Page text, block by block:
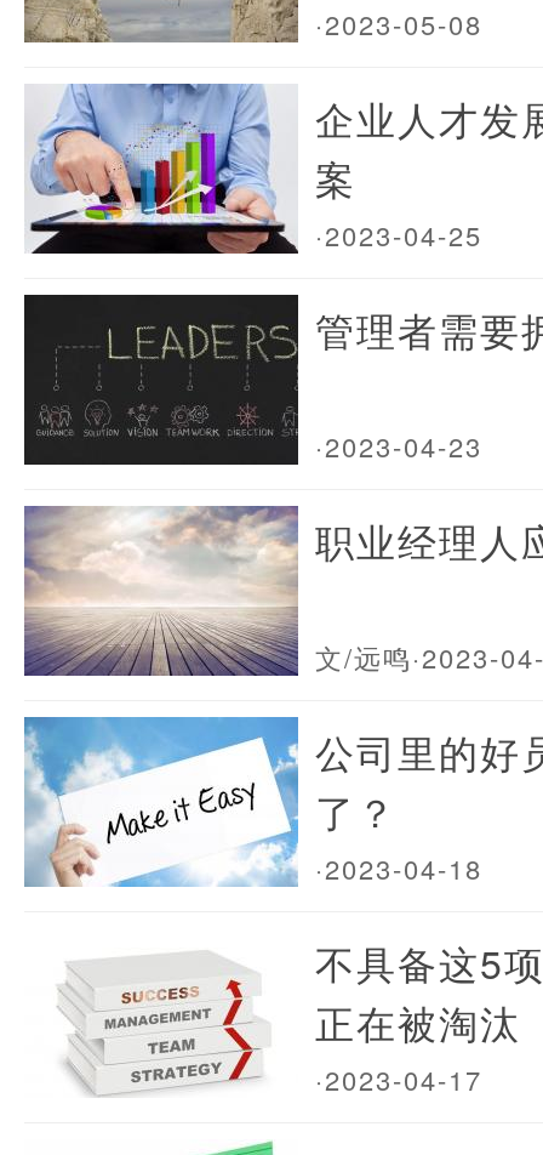
·2023-05-08
企业人才发
案
·2023-04-25
管理者需要
·2023-04-23
职业经理人
文/远鸣·2023-
公司里的好
了？
·2023-04-18
不具备这5
正在被淘汰
·2023-04-17